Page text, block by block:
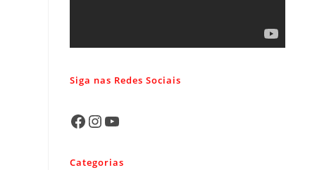
Siga nas Redes Sociais
Categorias